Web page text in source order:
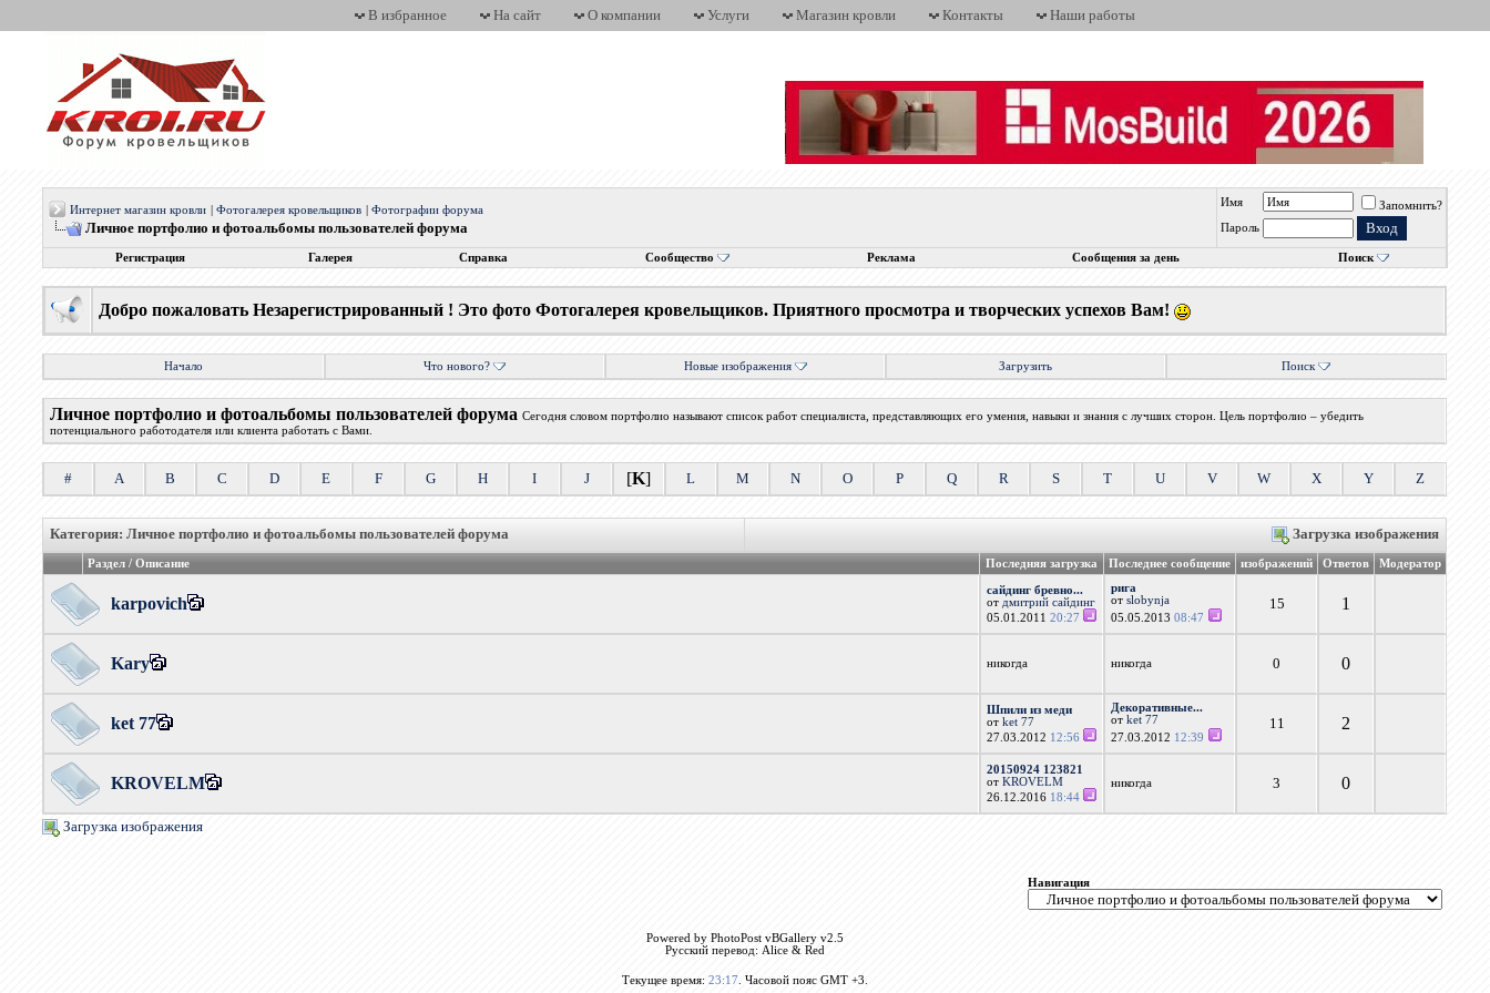
В избранное На сайт О компании Услуги Магазин кровли Контакты Наши работы
Интернет магазин кровли |Фотогалерея кровельщиков |Фотографии форума
Личное портфолио и фотоальбомы пользователей форума
Имя
Запомнить?
Пароль
Регистрация Галерея Справка Сообщество Реклама Сообщения за день Поиск
Добро пожаловать Незарегистрированный ! Это фото Фотогалерея кровельщиков. Приятного просмотра и творческих успехов Вам!
Начало Что нового? Новые изображения Загрузить Поиск
Личное портфолио и фотоальбомы пользователей форума Сегодня словом портфолио называют список работ специалиста, представляющих его умения, навыки и знания с лучших сторон. Цель портфолио – убедить
потенциального работодателя или клиента работать с Вами.
# A B C D E F G H I J [K] L M N O P Q R S T U V W X Y Z
Категория: Личное портфолио и фотоальбомы пользователей форума Загрузка изображения
Раздел / Описание Последняя загрузка Последнее сообщение изображений Ответов Модератор
karpovich
сайдинг бревно...
от дмитрий сайдинг
05.01.201120:27
рига
отslobynja
05.05.201308:47
15 1
Kary никогда никогда 0 0
ket 77
Шпили из меди
отket 77
27.03.2012 12:56
Декоративные...
отket 77
27.03.2012 12:39
11 2
KROVELM
20150924 123821
отKROVELM
26.12.2016 18:44
никогда 3 0
Загрузка изображения
Навигация
Powered by PhotoPost vBGallery v2.5
Русский перевод: Alice & Red
Текущее время: 23:17 . Часовой пояс GMT +3.